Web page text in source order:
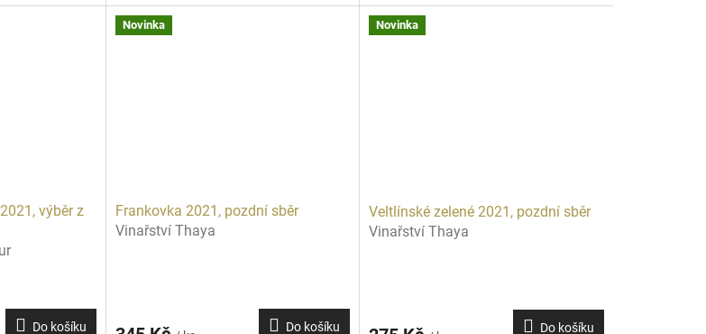
výběr z
Do košíku
Novinka
Frankovka 2021, pozdní sběr
Vinařství Thaya
Do košíku
Novinka
Veltlínské zelené 2021, pozdní sběr
Vinařství Thaya
Do košíku